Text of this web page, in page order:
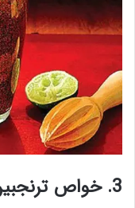
3. خواص ترنجبین و خاکشیر برای لاغری